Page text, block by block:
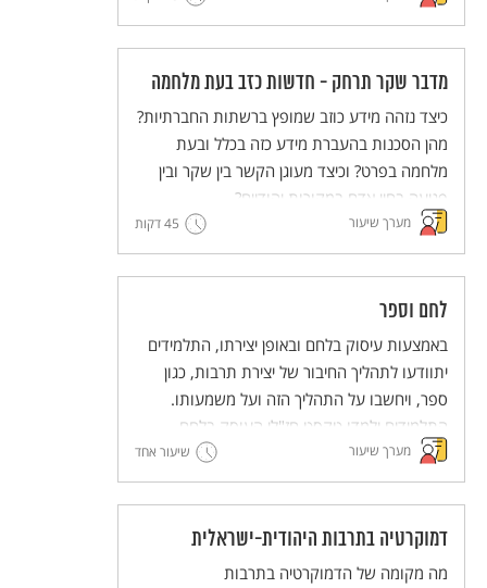
במה הוא מוּעָד ומה אנחנו (האדם) יכולים לעשות
מדבר שקר תרחק - חדשות כזב בעת מלחמה
כיצד נזהה מידע כוזב שמופץ ברשתות החברתיות?
מהן הסכנות בהעברת מידע כזה בכלל ובעת
מלחמה בפרט? וכיצד מעוגן הקשר בין שקר ובין
פגיעה בחיי אדם במקורות יהודיים?
מערך שיעור 45 דקות
לחם וספר
באמצעות עיסוק בלחם ובאופן יצירתו, התלמידים
יתוודעו לתהליך החיבור של יצירת תרבות, כגון
ספר, ויחשבו על התהליך הזה ועל משמעותו.
התלמידים ילמדו טקסט חז"לי העוסק בלחם
ובתהליך הכנתו כדימוי ויְפתחו את היכולת לעסוק
בדימויים. מתוך כך יעשירו התלמידים את הבנתם
לגבי חג השבועות.
מערך שיעור שיעור אחד
דמוקרטיה בתרבות היהודית-ישראלית
מה מקומה של הדמוקרטיה בתרבות